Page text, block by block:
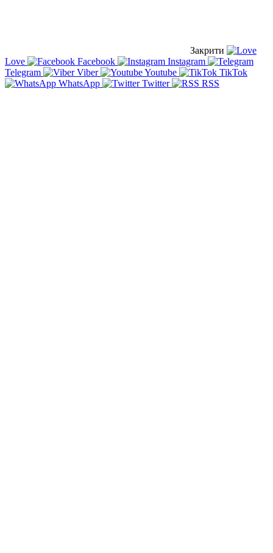
Закрити
Love
Facebook
Instagram
Telegram
Viber Youtube
TikTok
WhatsApp
Twitter RSS